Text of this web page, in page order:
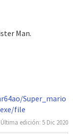
Man.
Super_mario
file
Última edición: 5 Dic 2020